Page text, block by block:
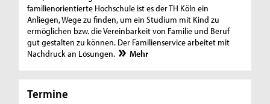
familienorientierte Hochschule ist es der TH Köln ein
Anliegen, Wege zu finden, um ein Studium mit Kind zu
ermöglichen bzw. die Vereinbarkeit von Familie und Beruf
gut gestalten zu können. Der Familienservice arbeitet mit
Nachdruck an Lösungen.
Mehr
Termine